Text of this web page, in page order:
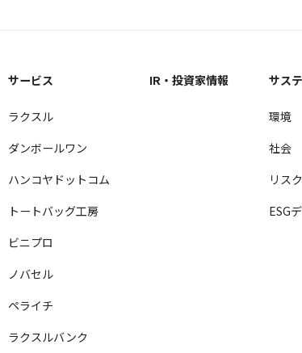
サービス
ラクスル
ダンボールワン
ハンコヤドットコム
トートバッグ工房
ビニプロ
ノバセル
ペライチ
ラクスルバンク
IR・投資家情報 サス
環境
社会
リス
ESG